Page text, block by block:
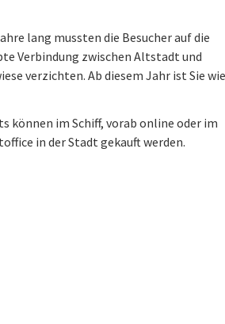
lang mussten die Besucher auf die
Verbindung zwischen Altstadt und
verzichten. Ab diesem Jahr ist Sie
können im Schiff, vorab online oder im
in der Stadt gekauft werden.